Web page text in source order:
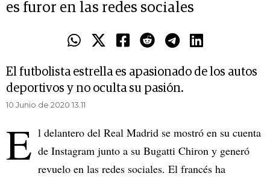
es furor en las redes sociales
El futbolista estrella es apasionado de los autos
deportivos y no oculta su pasión.
10 Junio de 2020 13.11
E l delantero del Real Madrid se mostró en su cuenta
de Instagram junto a su Bugatti Chiron y generó
revuelo en las redes sociales. El francés ha